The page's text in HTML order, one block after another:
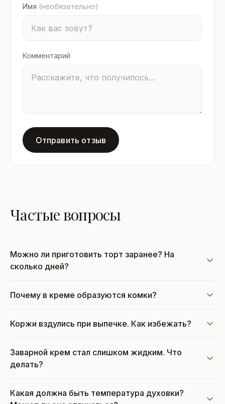
Имя (необязательно)
Комментарий
Отправить отзыв
Частые вопросы
Можно ли приготовить торт заранее? На
сколько дней?
Почему в креме образуются комки?
Коржи вздулись при выпечке. Как избежать?
Заварной крем стал слишком жидким. Что
делать?
Какая должна быть температура духовки?